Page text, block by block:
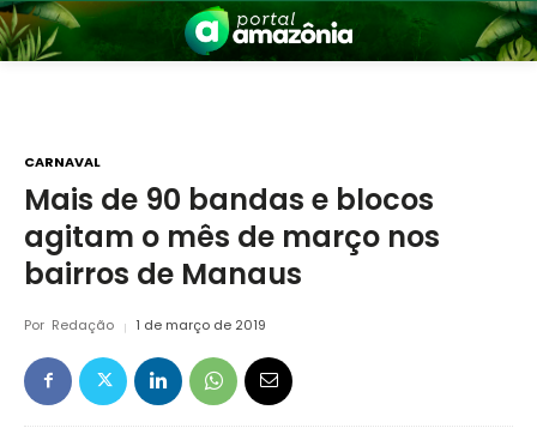
CARNAVAL
Mais de 90 bandas e blocos
agitam o mês de março nos
bairros de Manaus
Por Redação 1 de março de 2019